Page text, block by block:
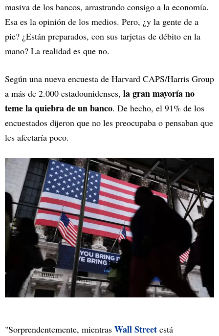
masiva de los bancos, arrastrando consigo a la economía.
Esa es la opinión de los medios. Pero, ¿y la gente de a
pie? ¿Están preparados, con sus tarjetas de débito en la
mano? La realidad es que no.
Según una nueva encuesta de Harvard CAPS/Harris Group
a más de 2.000 estadounidenses, la gran mayoría no
teme la quiebra de un banco. De hecho, el 91% de los
encuestados dijeron que no les preocupaba o pensaban que
les afectaría poco.
"Sorprendentemente, mientras Wall Street está